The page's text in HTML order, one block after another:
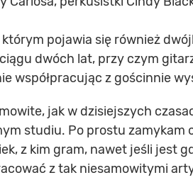
pojawia się również
dwóch lat, przy czym
współpracując z gościnnie
jak w dzisiejszych
studiu. Po prostu zamykam
z kim gram, nawet jeśli jest
z tak niesamowitymi